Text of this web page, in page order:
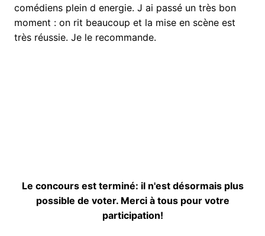
comédiens plein d energie. J ai passé un très bon
moment : on rit beaucoup et la mise en scène est
très réussie. Je le recommande.
Le concours est terminé: il n'est désormais plus
possible de voter. Merci à tous pour votre
participation!